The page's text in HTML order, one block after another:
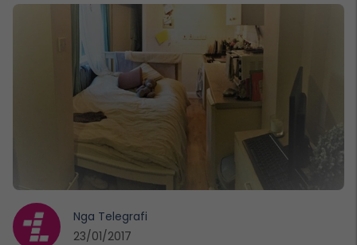
Nga Telegrafi
23/01/2017